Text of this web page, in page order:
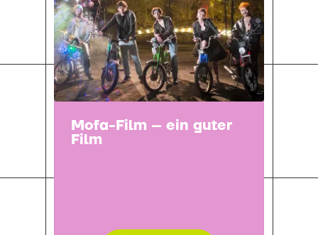
Mofa-Film – ein guter
Film